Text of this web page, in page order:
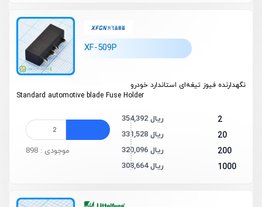
XF-509P
نگهدارنده فیوز تیغه‌ای استاندارد خودرو
Standard automotive blade Fuse Holder
2 354,392 ریال
20 331,528 ریال
200 320,096 ریال
1000 308,664 ریال
موجودی : 898